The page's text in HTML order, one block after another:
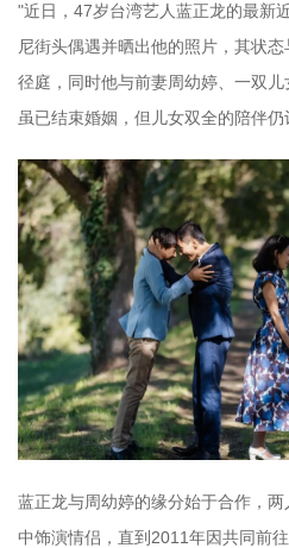
"近日，47岁台湾艺人蓝正龙的最新
尼街头偶遇并晒出他的照片，其状
径庭，同时他与前妻周幼婷、一双儿
虽已结束婚姻，但儿女双全的陪伴仍
蓝正龙与周幼婷的缘分始于合作，两
中饰演情侣，直到2011年因共同前